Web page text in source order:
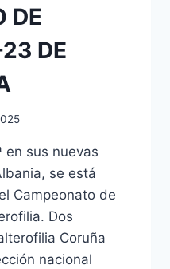
DE
DE
en sus nuevas
se está
Campeonato de
Dos
Coruña
nacional